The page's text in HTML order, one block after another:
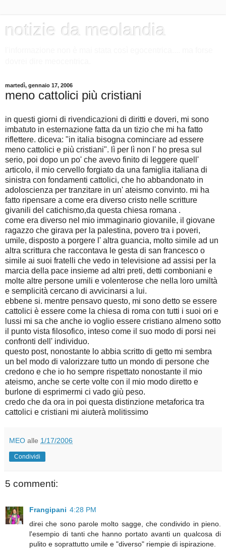
notizie da meolandia
martedì, gennaio 17, 2006
meno cattolici più cristiani
in questi giorni di rivendicazioni di diritti e doveri, mi sono
imbatuto in esternazione fatta da un tizio che mi ha fatto
riflettere. diceva: "in italia bisogna cominciare ad essere
meno cattolici e più cristiani". lì per lì non l' ho presa sul
serio, poi dopo un po' che avevo finito di leggere quell'
articolo, il mio cervello forgiato da una famiglia italiana di
sinistra con fondamenti cattolici, che ho abbandonato in
adoloscienza per tranzitare in un' ateismo convinto. mi ha
fatto ripensare a come era diverso cristo nelle scritture
givanili del catichismo,da questa chiesa romana .
come era diverso nel mio immaginario giovanile, il giovane
ragazzo che girava per la palestina, povero tra i poveri,
umile, disposto a porgere l' altra guancia, molto simile ad un
altra scrittura che raccontava le gesta di san francesco o
simile ai suoi fratelli che vedo in televisione ad assisi per la
marcia della pace insieme ad altri preti, detti comboniani e
molte altre persone umili e volenterose che nella loro umiltà
e semplicità cercano di avvicinarsi a lui.
ebbene si. mentre pensavo questo, mi sono detto se essere
cattolici è essere come la chiesa di roma con tutti i suoi ori e
lussi mi sa che anche io voglio essere cristiano almeno sotto
il punto vista filosofico, inteso come il suo modo di porsi nei
confronti dell' individuo.
questo post, nonostante lo abbia scritto di getto mi sembra
un bel modo di valorizzare tutto un mondo di persone che
credono e che io ho sempre rispettato nonostante il mio
ateismo, anche se certe volte con il mio modo diretto e
burlone di esprimermi ci vado giù peso.
credo che da ora in poi questa distinzione metaforica tra
cattolici e cristiani mi aiuterà molitissimo
MEO alle 1/17/2006
Condividi
5 commenti:
Frangipani 4:28 PM
direi che sono parole molto sagge, che condivido in pieno.
l'esempio di tanti che hanno portato avanti un qualcosa di
pulito e soprattutto umile e "diverso" riempie di ispirazione.